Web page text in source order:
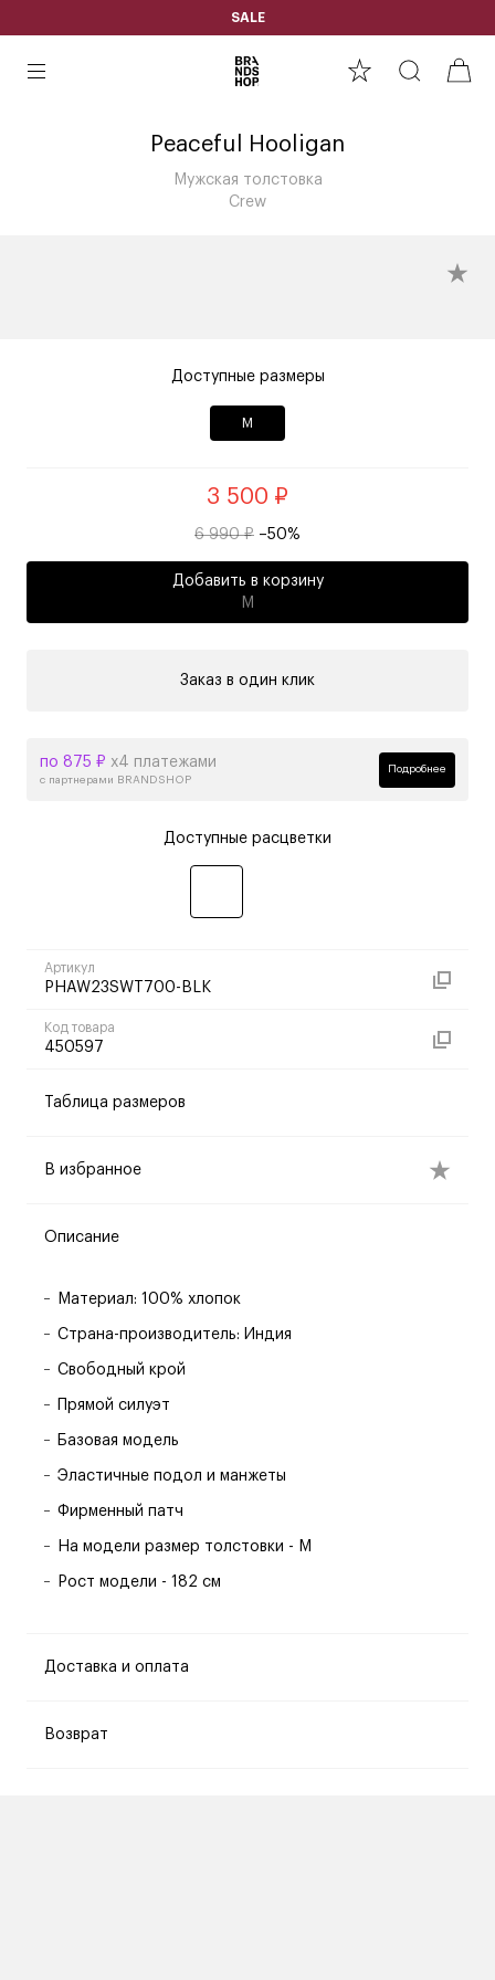
SALE
Peaceful Hooligan
Мужская толстовка
Crew
Доступные размеры
M
3 500 ₽
6 990 ₽ –50%
Добавить в корзину
M
Заказ в один клик
по 875 ₽ х4 платежами
с партнерами BRANDSHOP
Подробнее
Доступные расцветки
Артикул
PHAW23SWT700-BLK
Код товара
450597
Таблица размеров
В избранное
Описание
Материал: 100% хлопок
Страна-производитель: Индия
Свободный крой
Прямой силуэт
Базовая модель
Эластичные подол и манжеты
Фирменный патч
На модели размер толстовки - M
Рост модели - 182 см
Доставка и оплата
Возврат